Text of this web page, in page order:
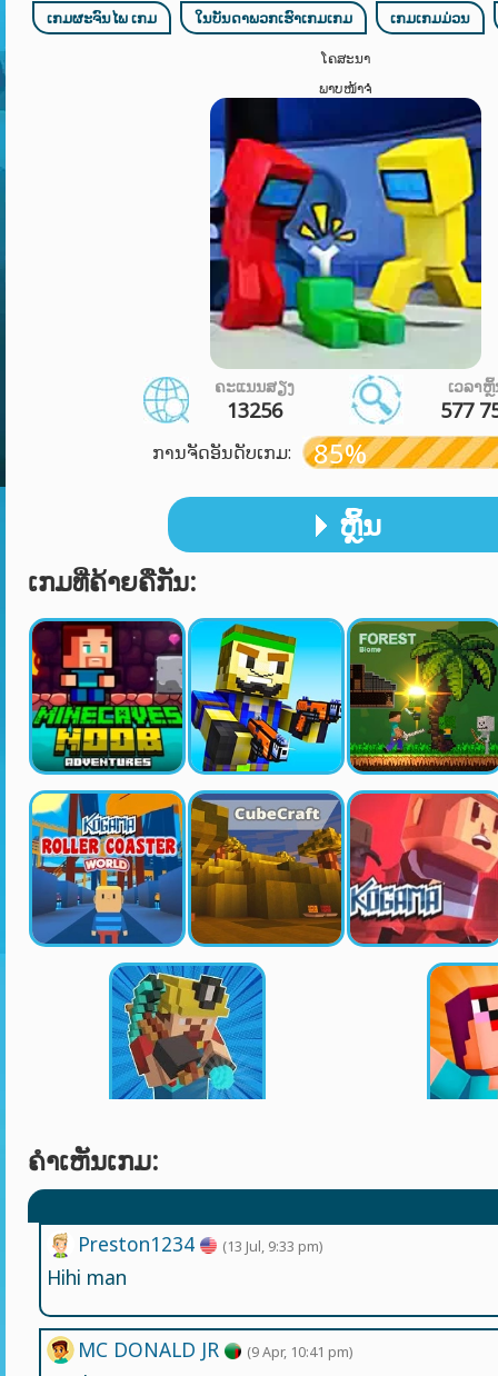
ເກມຜະຈົນໄພ ເກມ ໃນບັນດາພວກເຮົາເກມເກມ ເກມເກມມ່ວນ
ໂຄສະນາ
ພາບໜ້າຈໍ
ຄະແນນສຽງ
13256
ເວລາ
577
ການຈັດອັນດັບເກມ: 85%
ຫຼິ້ນ
ເກມທີ່ຄ້າຍຄືກັນ:
ຄໍາເຫັນເກມ:
MC DONALD JR (9 Apr, 10:41 pm)
Preston1234 (13 Jul, 9:33 pm)
Hihi man